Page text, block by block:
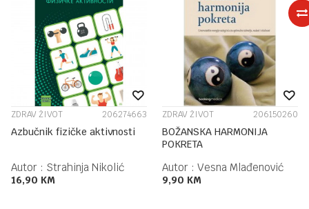
ZDRAV ŽIVOT 206274663
Azbučnik fizičke aktivnosti
Autor : Strahinja Nikolić
16,90 KM
ZDRAV ŽIVOT 206150260
BOŽANSKA HARMONIJA
POKRETA
Autor : Vesna Mlađenović
9,90 KM